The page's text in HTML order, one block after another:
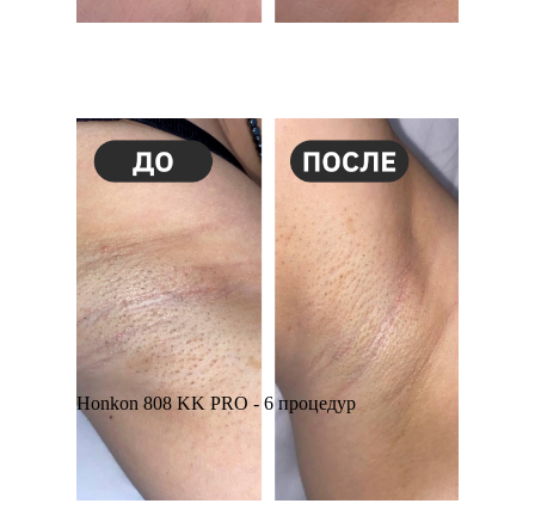
Honkon 808 KK PRO - 6 процедур